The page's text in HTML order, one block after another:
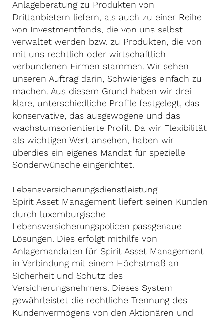
Anlageberatung zu Produkten von
Drittanbietern liefern, als auch zu einer Reihe
von Investmentfonds, die von uns selbst
verwaltet werden bzw. zu Produkten, die von
mit uns rechtlich oder wirtschaftlich
verbundenen Firmen stammen. Wir sehen
unseren Auftrag darin, Schwieriges einfach zu
machen. Aus diesem Grund haben wir drei
klare, unterschiedliche Profile festgelegt, das
konservative, das ausgewogene und das
wachstumsorientierte Profil. Da wir Flexibilität
als wichtigen Wert ansehen, haben wir
überdies ein eigenes Mandat für spezielle
Sonderwünsche eingerichtet.
Lebensversicherungsdienstleistung
Spirit Asset Management liefert seinen Kunden
durch luxemburgische
Lebensversicherungspolicen passgenaue
Lösungen. Dies erfolgt mithilfe von
Anlagemandaten für Spirit Asset Management
in Verbindung mit einem Höchstmaß an
Sicherheit und Schutz des
Versicherungsnehmers. Dieses System
gewährleistet die rechtliche Trennung des
Kundenvermögens von den Aktionären und